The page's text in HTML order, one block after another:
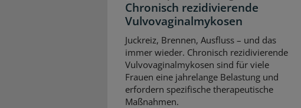
Chronisch rezidivierende
Vulvovaginalmykosen
Juckreiz, Brennen, Ausfluss – und das
immer wieder. Chronisch rezidivierende
Vulvovaginalmykosen sind für viele
Frauen eine jahrelange Belastung und
erfordern spezifische therapeutische
Maßnahmen.